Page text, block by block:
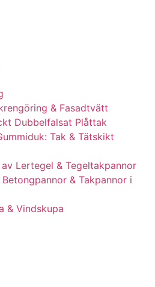
& Fasadtvätt
Dubbelfalsat Plåttak
Tak & Tätskikt
Lertegel & Tegeltakpannor
& Takpannor i
& Vindskupa